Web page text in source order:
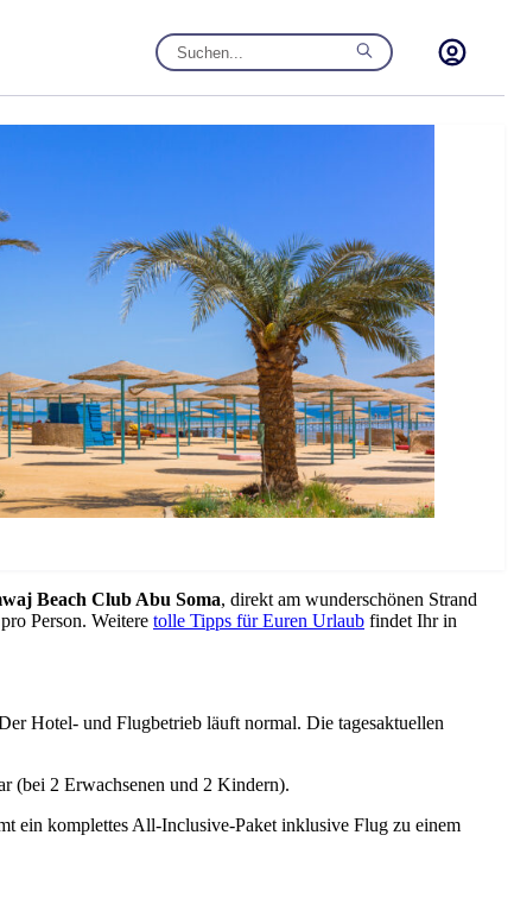
Beach Club Abu Soma, direkt am wunderschönen Strand
pro Person. Weitere tolle Tipps für Euren Urlaub findet Ihr in
Hotel- und Flugbetrieb läuft normal. Die tagesaktuellen
(bei 2 Erwachsenen und 2 Kindern).
ein komplettes All-Inclusive-Paket inklusive Flug zu einem